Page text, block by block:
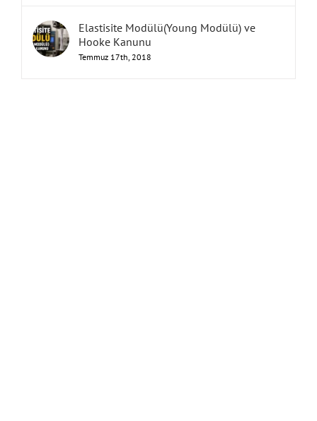
Elastisite Modülü(Young Modülü) ve
Hooke Kanunu
Temmuz 17th, 2018